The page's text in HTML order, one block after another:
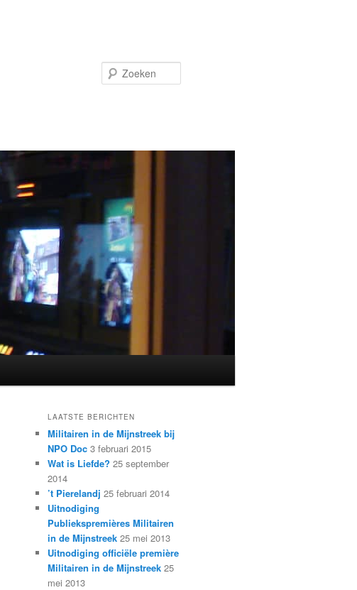
LAATSTE BERICHTEN
Militairen in de Mijnstreek bij
NPO Doc 3 februari 2015
Wat is Liefde? 25 september
2014
’t Pierelandj 25 februari 2014
Uitnodiging
Publiekspremières Militairen
in de Mijnstreek 25 mei 2013
Uitnodiging officiële première
Militairen in de Mijnstreek 25
mei 2013